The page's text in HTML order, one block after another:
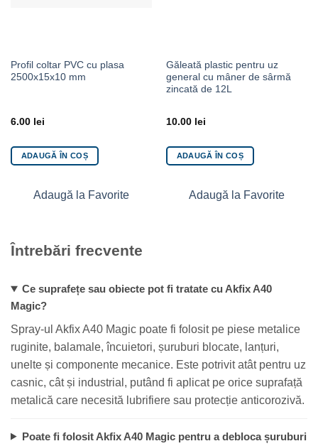
Profil coltar PVC cu plasa
2500x15x10 mm
6.00 lei
ADAUGĂ ÎN COȘ
Adaugă la Favorite
Găleată plastic pentru uz
general cu mâner de sârmă
zincată de 12L
10.00 lei
ADAUGĂ ÎN COȘ
Adaugă la Favorite
Întrebări frecvente
Ce suprafețe sau obiecte pot fi tratate cu Akfix A40
Magic?
Spray-ul Akfix A40 Magic poate fi folosit pe piese metalice
ruginite, balamale, încuietori, șuruburi blocate, lanțuri,
unelte și componente mecanice. Este potrivit atât pentru uz
casnic, cât și industrial, putând fi aplicat pe orice suprafață
metalică care necesită lubrifiere sau protecție anticorozivă.
Poate fi folosit Akfix A40 Magic pentru a debloca șuruburi